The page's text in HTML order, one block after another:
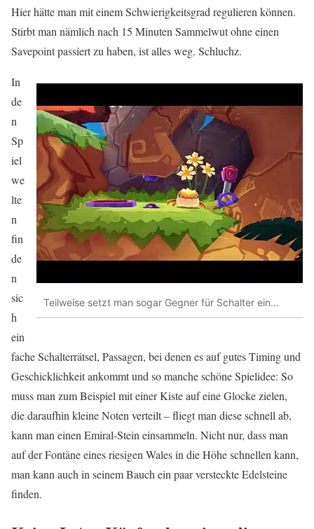
Hier hätte man mit einem Schwierigkeitsgrad regulieren können.
Stirbt man nämlich nach 15 Minuten Sammelwut ohne einen
Savepoint passiert zu haben, ist alles weg. Schluchz.
Teilweise setzt man sogar Gegner für Schalter ein…
In
de
n
Sp
iel
we
lte
n
fin
de
n
sic
h
ein
fache Schalterrätsel, Passagen, bei denen es auf gutes Timing und
Geschicklichkeit ankommt und so manche schöne Spielidee: So
muss man zum Beispiel mit einer Kiste auf eine Glocke zielen,
die daraufhin kleine Noten verteilt – fliegt man diese schnell ab,
kann man einen Emiral-Stein einsammeln. Nicht nur, dass man
auf der Fontäne eines riesigen Wales in die Höhe schnellen kann,
man kann auch in seinem Bauch ein paar versteckte Edelsteine
finden.